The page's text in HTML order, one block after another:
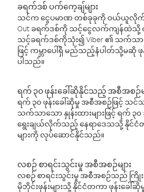
ခရက်ဒစ် ပက်ကေ့ချ်များ
သင်က ငွေပမာဏ တစ်ခုခုကို ဝယ်ယူလိုက်သ
Out ခရက်ဒစ်ကို သင့်ငွေလက်ကျန်ထဲသို့
သင့်ခရက်ဒစ်ကိုသုံး၍ Viber ၏ သက်သာသ
ဖြင့် ကမ္ဘာပေါ်ရှိ မည်သည့်နံပါတ်သို့မဆို ဖု
ပါသည်။
ရက် ၃၀ ဖုန်းခေါ်ဆိုနိုင်သည့် အစီအစဉ်မ
ရက် ၃၀ ဖုန်းခေါ်ဆိုမှု အစီအစဉ်ဖြင့် သင်
သက်သာသော နှုန်းထားများဖြင့် ရက် ၃
ရွေးချယ်လိုက်သည့် နေရာဒေသသို့ နိုင်ငံတ
များကို လုပ်ဆောင်နိုင်သည်။
လစဉ် စာရင်းသွင်းမှု အစီအစဉ်များ
လစဉ် စာရင်းသွင်းမှု အစီအစဉ်သည် ကြိုးဖု
မိုဘိုင်းဖုန်းများသို့ နိုင်ငံတကာ ဖုန်းခေါ်ဆိုမှု